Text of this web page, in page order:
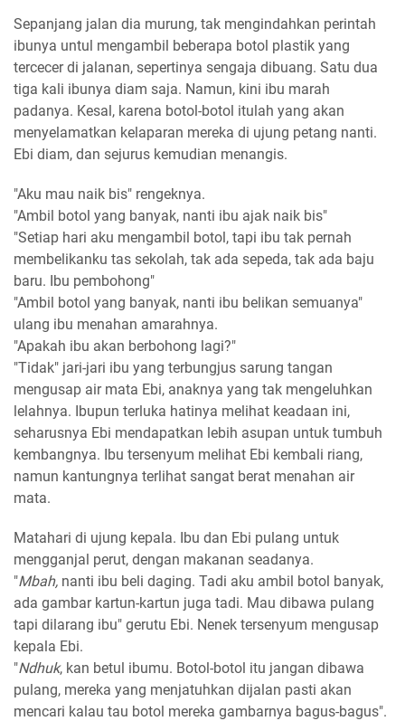
Sepanjang jalan dia murung, tak mengindahkan perintah
ibunya untul mengambil beberapa botol plastik yang
tercecer di jalanan, sepertinya sengaja dibuang. Satu dua
tiga kali ibunya diam saja. Namun, kini ibu marah
padanya. Kesal, karena botol-botol itulah yang akan
menyelamatkan kelaparan mereka di ujung petang nanti.
Ebi diam, dan sejurus kemudian menangis.
"Aku mau naik bis" rengeknya.
"Ambil botol yang banyak, nanti ibu ajak naik bis"
"Setiap hari aku mengambil botol, tapi ibu tak pernah
membelikanku tas sekolah, tak ada sepeda, tak ada baju
baru. Ibu pembohong"
"Ambil botol yang banyak, nanti ibu belikan semuanya"
ulang ibu menahan amarahnya.
"Apakah ibu akan berbohong lagi?"
"Tidak" jari-jari ibu yang terbungjus sarung tangan
mengusap air mata Ebi, anaknya yang tak mengeluhkan
lelahnya. Ibupun terluka hatinya melihat keadaan ini,
seharusnya Ebi mendapatkan lebih asupan untuk tumbuh
kembangnya. Ibu tersenyum melihat Ebi kembali riang,
namun kantungnya terlihat sangat berat menahan air
mata.
Matahari di ujung kepala. Ibu dan Ebi pulang untuk
mengganjal perut, dengan makanan seadanya.
"Mbah, nanti ibu beli daging. Tadi aku ambil botol banyak,
ada gambar kartun-kartun juga tadi. Mau dibawa pulang
tapi dilarang ibu" gerutu Ebi. Nenek tersenyum mengusap
kepala Ebi.
"Ndhuk, kan betul ibumu. Botol-botol itu jangan dibawa
pulang, mereka yang menjatuhkan dijalan pasti akan
mencari kalau tau botol mereka gambarnya bagus-bagus".